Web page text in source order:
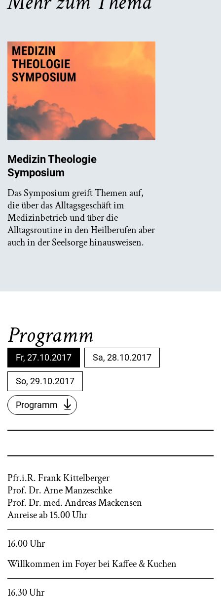
Medizin Theologie
Symposium
Das Symposium greift Themen auf,
die über das Alltagsgeschäft im
Medizinbetrieb und über die
Alltagsroutine in den Heilberufen aber
auch in der Seelsorge hinausweisen.
Programm
Fr, 27.10.2017 Sa, 28.10.2017
So, 29.10.2017
Programm
Pfr.i.R. Frank Kittelberger
Prof. Dr. Arne Manzeschke
Prof. Dr. med. Andreas Mackensen
Anreise ab 15.00 Uhr
16.00 Uhr
Willkommen im Foyer bei Kaffee & Kuchen
16.30 Uhr